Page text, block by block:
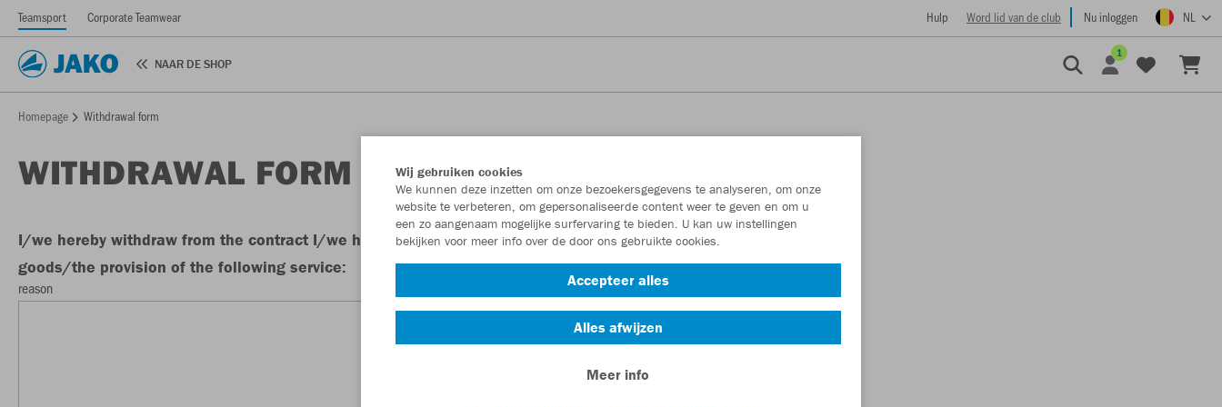
Teamsport Corporate Teamwear Hulp Word lid van de club Nu inloggen NL
NAAR DE SHOP
1
Homepage Withdrawal form
WITHDRAWAL FORM
I/we hereby withdraw from the contract I/we have entered into for the purchase of the following
goods/the provision of the following service:
reason
Wij gebruiken cookies
We kunnen deze inzetten om onze bezoekersgegevens te analyseren, om onze
website te verbeteren, om gepersonaliseerde content weer te geven en om u
een zo aangenaam mogelijke surfervaring te bieden. U kan uw instellingen
bekijken voor meer info over de door ons gebruikte cookies.
Accepteer alles
Alles afwijzen
Meer info